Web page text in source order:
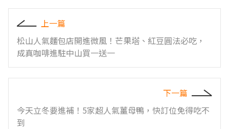
上一篇
松山人氣麵包店開進微風！芒果塔、紅豆圓法必吃，
成真咖啡進駐中山買一送一
下一篇
今天立冬要進補！5家超人氣薑母鴨，快訂位免得吃不
到